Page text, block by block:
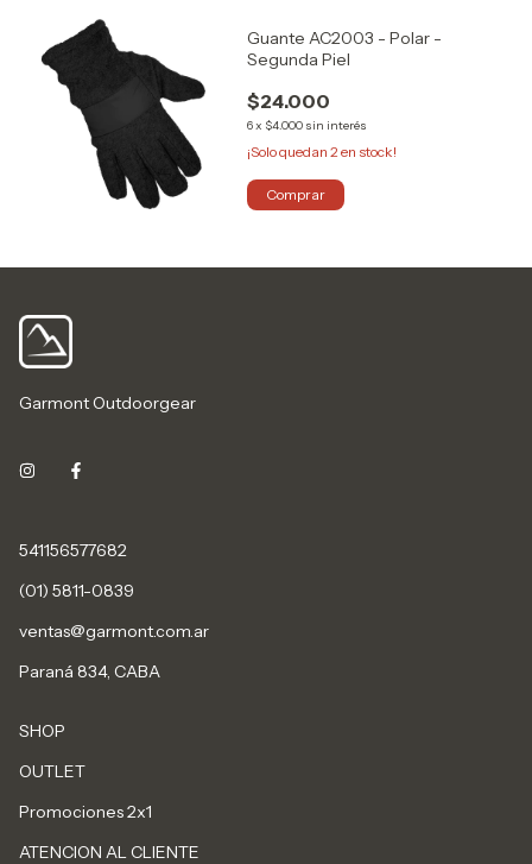
Guante AC2003 - Polar -
Segunda Piel
$24.000
6x $4.000 sin interés
¡Solo quedan 2 en stock!
Comprar
Garmont Outdoorgear
541156577682
(01) 5811-0839
ventas@garmont.com.ar
Paraná 834, CABA
SHOP
OUTLET
Promociones 2x1
ATENCION AL CLIENTE